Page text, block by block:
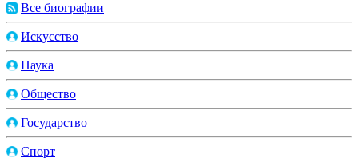
Все биографии
Искусство
Наука
Общество
Государство
Спорт